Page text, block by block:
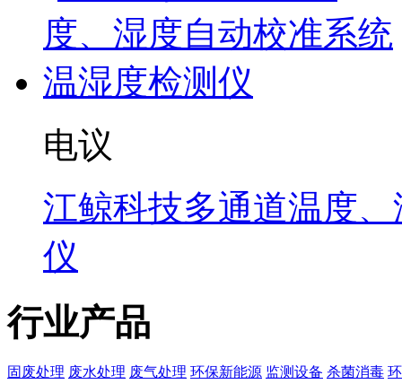
电议
江鲸科技多通道温度
仪
行业产品
固废处理 废水处理 废气处理 环保新能源 监测设备 杀菌消毒